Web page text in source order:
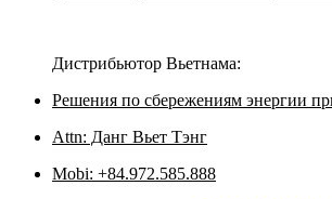
Дистрибьютор Вьетнама:
Решения по сбережениям энергии
Attn: Данг Вьет Тэнг
Mobi: +84.972.585.888